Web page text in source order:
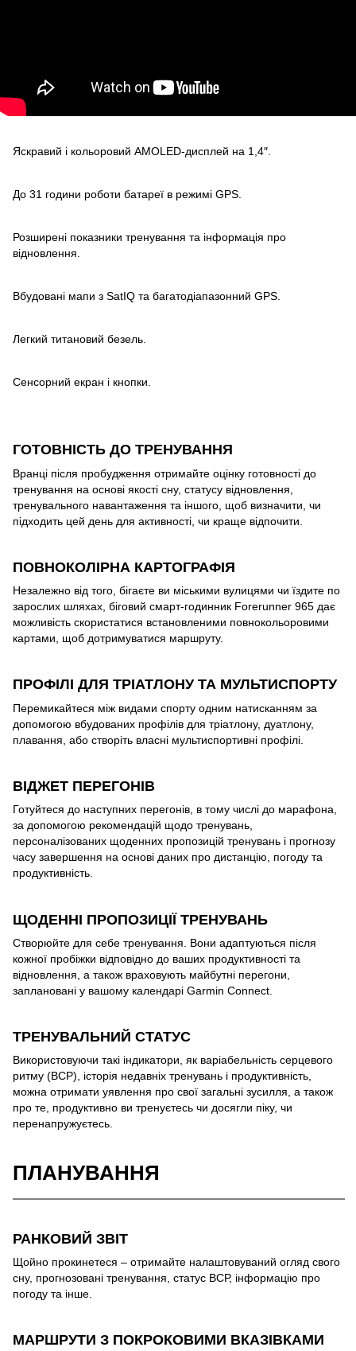
Яскравий і кольоровий AMOLED-дисплей на 1,4″.
До 31 години роботи батареї в режимі GPS.
Розширені показники тренування та інформація про
відновлення.
Вбудовані мапи з SatIQ та багатодіапазонний GPS.
Легкий титановий безель.
Сенсорний екран і кнопки.
ГОТОВНІСТЬ ДО ТРЕНУВАННЯ
Вранці після пробудження отримайте оцінку готовності до
тренування на основі якості сну, статусу відновлення,
тренувального навантаження та іншого, щоб визначити, чи
підходить цей день для активності, чи краще відпочити.
ПОВНОКОЛІРНА КАРТОГРАФІЯ
Незалежно від того, бігаєте ви міськими вулицями чи їздите по
зарослих шляхах, біговий смарт-годинник Forerunner 965 дає
можливість скористатися встановленими повнокольоровими
картами, щоб дотримуватися маршруту.
ПРОФІЛІ ДЛЯ ТРІАТЛОНУ ТА МУЛЬТИСПОРТУ
Перемикайтеся між видами спорту одним натисканням за
допомогою вбудованих профілів для тріатлону, дуатлону,
плавання, або створіть власні мультиспортивні профілі.
ВІДЖЕТ ПЕРЕГОНІВ
Готуйтеся до наступних перегонів, в тому числі до марафона,
за допомогою рекомендацій щодо тренувань,
персоналізованих щоденних пропозицій тренувань і прогнозу
часу завершення на основі даних про дистанцію, погоду та
продуктивність.
ЩОДЕННІ ПРОПОЗИЦІЇ ТРЕНУВАНЬ
Створюйте для себе тренування. Вони адаптуються після
кожної пробіжки відповідно до ваших продуктивності та
відновлення, а також враховують майбутні перегони,
заплановані у вашому календарі Garmin Connect.
ТРЕНУВАЛЬНИЙ СТАТУС
Використовуючи такі індикатори, як варіабельність серцевого
ритму (ВСР), історія недавніх тренувань і продуктивність,
можна отримати уявлення про свої загальні зусилля, а також
про те, продуктивно ви тренуєтесь чи досягли піку, чи
перенапружуєтесь.
ПЛАНУВАННЯ
РАНКОВИЙ ЗВІТ
Щойно прокинетеся – отримайте налаштовуваний огляд свого
сну, прогнозовані тренування, статус ВСР, інформацію про
погоду та інше.
МАРШРУТИ З ПОКРОКОВИМИ ВКАЗІВКАМИ